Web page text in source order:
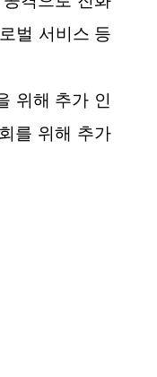
벌 서비스 등
위해 추가 인
를 위해 추가